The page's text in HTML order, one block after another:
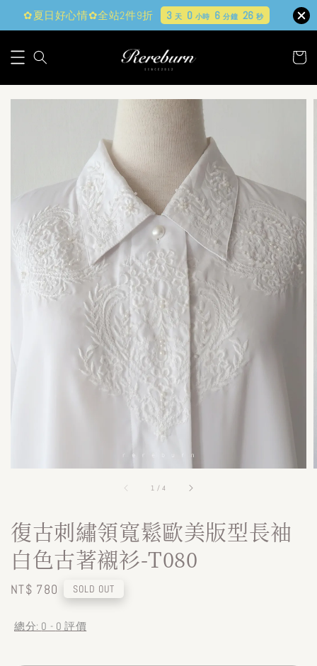
✿夏日好心情✿全站2件9折 3天 0 小時 6分鐘 25秒
1 /4
復古刺繡領寬鬆歐美版型長袖
白色古著襯衫-T080
Regular
NT$ 780 SOLD OUT
總分: 0 - 0 評價